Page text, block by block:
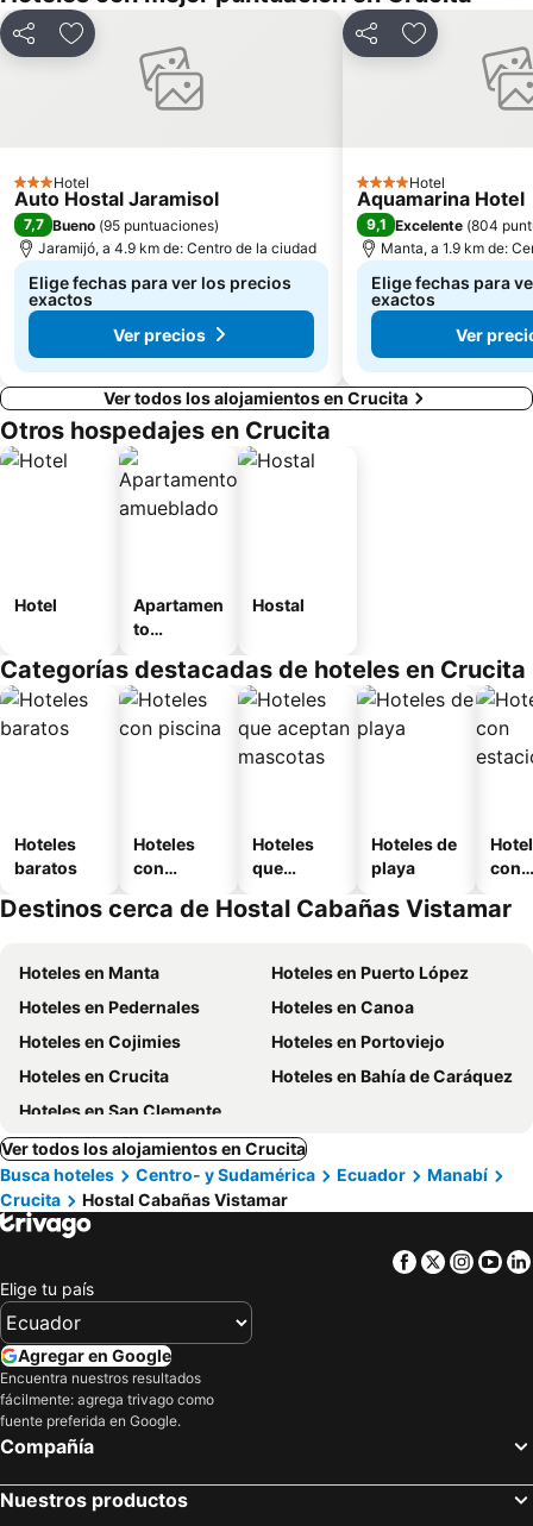
CompartirAgregar a favoritos
3 Estrellas
Hotel
Auto Hostal Jaramisol
7,7 Bueno (95 puntuaciones)
Jaramijó, a 4.9 km de: Centro de la ciudad
Elige fechas para ver los precios
exactos
Ver precios
CompartirAgregar a
4 Estrellas
Hotel
Aquamarina Hotel
9,1 Excelente (804
Manta, a 1.9 km de:
Elige fechas para
exactos
Ver
Ver todos los alojamientos en Crucita
Otros hospedajes en Crucita
Hotel
Apartamen
to
o
Hostal
Categorías destacadas de hoteles en Crucita
Hoteles
baratos
Hoteles
con
Hoteles
que
mascotas
Hoteles de
playa
con
Destinos cerca de Hostal Cabañas Vistamar
Hoteles en Manta
Hoteles en Puerto López
Hoteles en Pedernales
Hoteles en Canoa
Hoteles en Cojimies
Hoteles en Portoviejo
Hoteles en Crucita
Hoteles en Bahía de Caráquez
Hoteles en San Clemente
Ver todos los alojamientos en Crucita
Busca hoteles
Centro- y Sudamérica Ecuador
Manabí
Crucita
Hostal Cabañas Vistamar
Facebook
Twitter
Elige tu país
Agregar en Google
Encuentra nuestros resultados
fácilmente: agrega trivago como
fuente preferida en Google.
Compañía
Nuestros productos